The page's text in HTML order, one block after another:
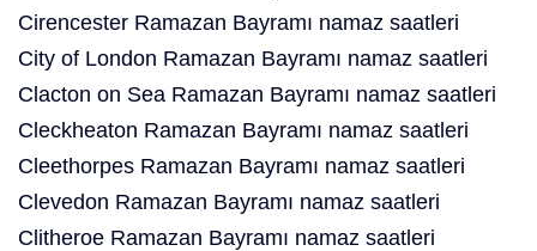
Cirencester Ramazan Bayramı namaz saatleri
City of London Ramazan Bayramı namaz saatleri
Clacton on Sea Ramazan Bayramı namaz saatleri
Cleckheaton Ramazan Bayramı namaz saatleri
Cleethorpes Ramazan Bayramı namaz saatleri
Clevedon Ramazan Bayramı namaz saatleri
Clitheroe Ramazan Bayramı namaz saatleri